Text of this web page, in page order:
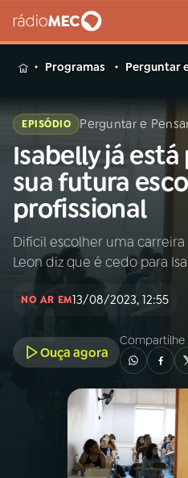
MENU
Buscar
na
Rádio
MEC
Início
INÍCIO
A RÁDIO
PROGRAMAÇÃO
PROGRAMAS
Programas Perguntar
EPISÓDIO Perguntar e
Isabelly já
sua futura
profissional
Difícil escolher uma
Leon diz que é cedo para
NO AR EM13/08/2023, 12:55
Ouça agora
Compartilhe